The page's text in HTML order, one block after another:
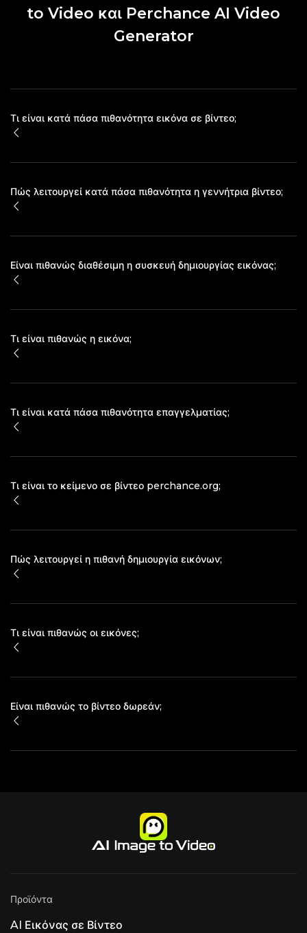
to Video και Perchance AI Video
Generator
Τι είναι κατά πάσα πιθανότητα εικόνα σε βίντεο;
Πώς λειτουργεί κατά πάσα πιθανότητα η γεννήτρια βίντεο;
Είναι πιθανώς διαθέσιμη η συσκευή δημιουργίας εικόνας;
Τι είναι πιθανώς η εικόνα;
Τι είναι κατά πάσα πιθανότητα επαγγελματίας;
Τι είναι το κείμενο σε βίντεο perchance.org;
Πώς λειτουργεί η πιθανή δημιουργία εικόνων;
Τι είναι πιθανώς οι εικόνες;
Είναι πιθανώς το βίντεο δωρεάν;
Προϊόντα
AI Εικόνας σε Βίντεο